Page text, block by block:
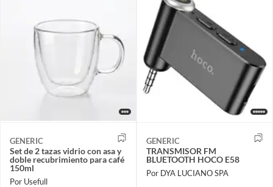
GENERIC
Set de 2 tazas vidrio con asa y
doble recubrimiento para café
150ml
Por Usefull
GENERIC
TRANSMISOR FM
BLUETOOTH HOCO E58
Por DYA LUCIANO SPA